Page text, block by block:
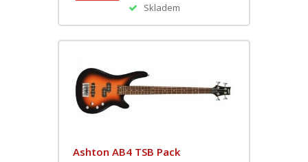
Skladem
Ashton AB4 TSB Pack